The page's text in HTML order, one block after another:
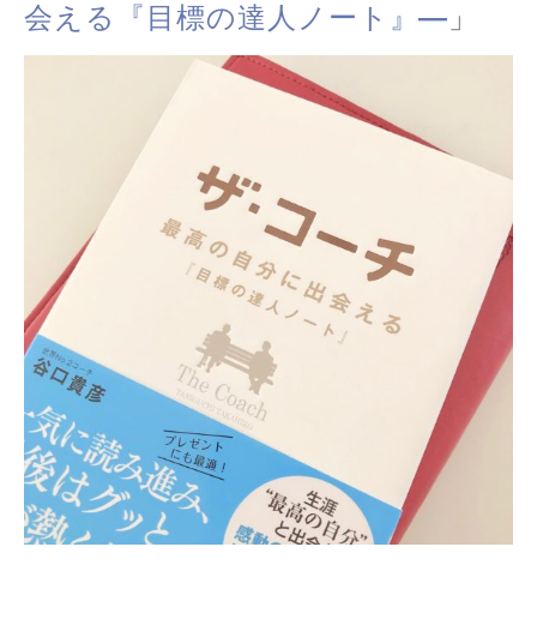
会える『目標の達人ノート』― 」